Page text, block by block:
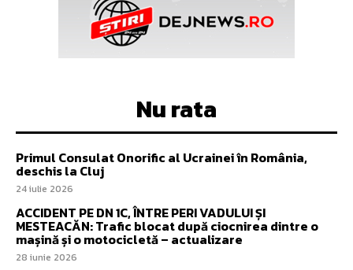
Nu rata
Primul Consulat Onorific al Ucrainei în România,
deschis la Cluj
24 iulie 2026
ACCIDENT PE DN 1C, ÎNTRE PERI VADULUI ȘI
MESTEACĂN: Trafic blocat după ciocnirea dintre o
mașină și o motocicletă – actualizare
28 iunie 2026